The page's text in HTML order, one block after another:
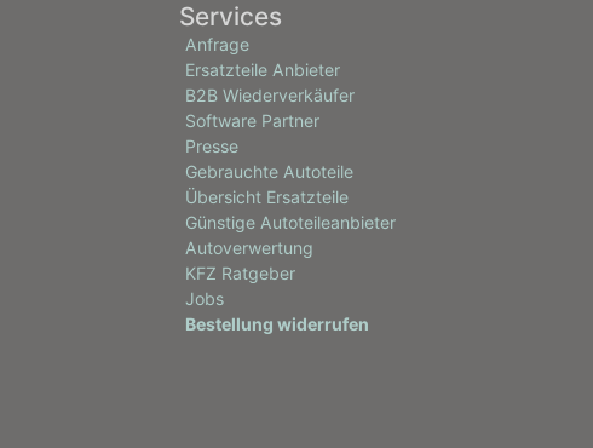
Services
Anfrage
Ersatzteile Anbieter
B2B Wiederverkäufer
Software Partner
Presse
Gebrauchte Autoteile
Übersicht Ersatzteile
Günstige Autoteileanbieter
Autoverwertung
KFZ Ratgeber
Jobs
Bestellung widerrufen